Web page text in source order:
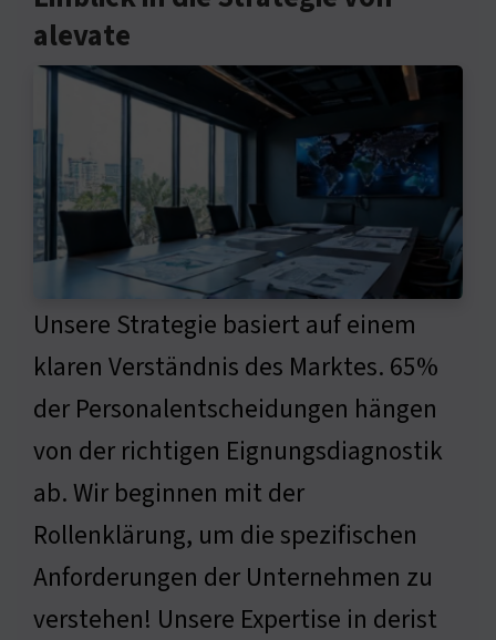
alevate
Unsere Strategie basiert auf einem
klaren Verständnis des Marktes. 65%
der Personalentscheidungen hängen
von der richtigen Eignungsdiagnostik
ab. Wir beginnen mit der
Rollenklärung, um die spezifischen
Anforderungen der Unternehmen zu
verstehen! Unsere Expertise in derist